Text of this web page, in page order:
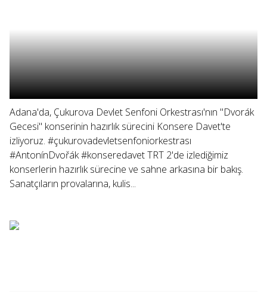
Adana'da, Çukurova Devlet Senfoni Orkestrası'nın "Dvorák
Gecesi" konserinin hazırlık sürecini Konsere Davet'te
izliyoruz. #çukurovadevletsenfoniorkestrası
#AntonínDvořák #konseredavet TRT 2'de izlediğimiz
konserlerin hazırlık sürecine ve sahne arkasına bir bakış.
Sanatçıların provalarına, kulis...